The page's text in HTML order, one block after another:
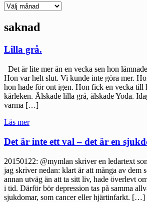
Deepedition
saknad
Lilla grå.
Det är lite mer än en vecka sen hon
Hon var helt slut. Vi kunde inte göra mer.
hon hade för ont igen. Hon fick en vecka till
kärleken. Älskade lilla grå, älskade Yoda.
varma […]
Läs mer"Lilla
Det är inte ett val – det är en
20150122: @mymlan skriver en ledartext
jag skriver nedan: klart är att många av dem
annan utväg än att ta sitt liv, hade överlevt
i tid. Därför bör depression tas på samma
sjukdomar, som cancer eller hjärtinfarkt. […]